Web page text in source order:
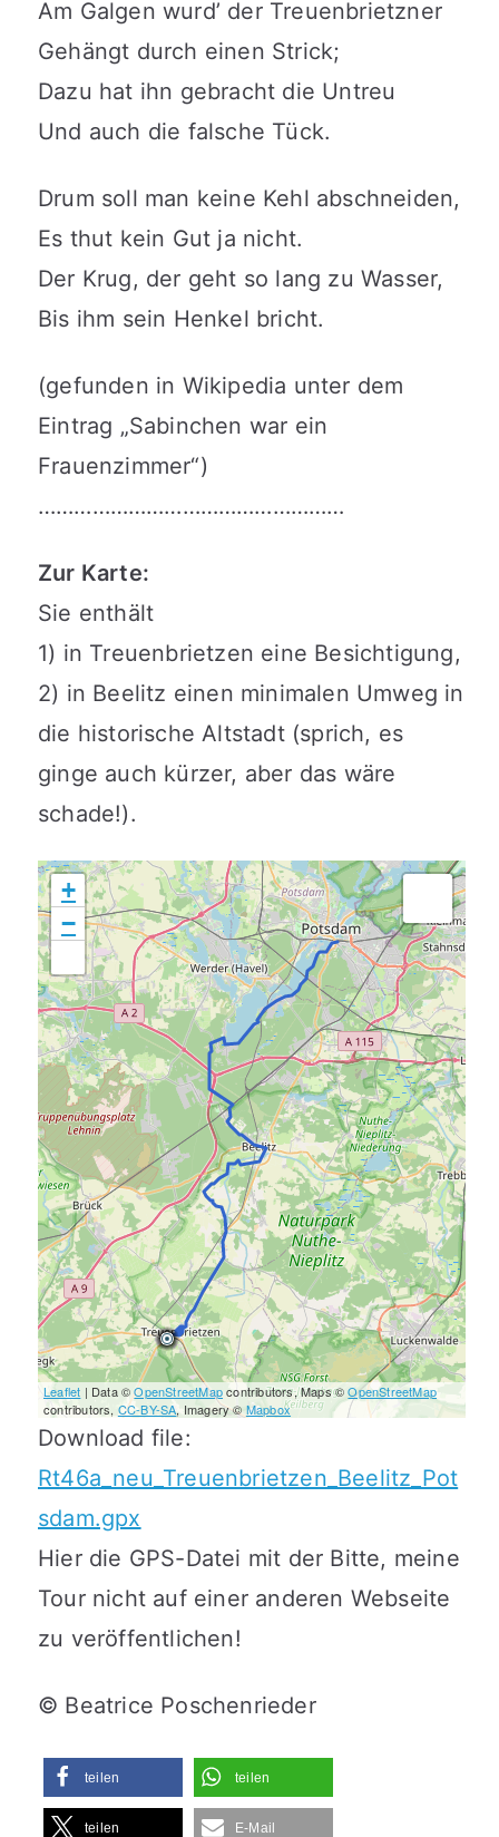
Am Galgen wurd’ der Treuenbrietzner
Gehängt durch einen Strick;
Dazu hat ihn gebracht die Untreu
Und auch die falsche Tück.
Drum soll man keine Kehl abschneiden,
Es thut kein Gut ja nicht.
Der Krug, der geht so lang zu Wasser,
Bis ihm sein Henkel bricht.
(gefunden in Wikipedia unter dem
Eintrag „Sabinchen war ein
Frauenzimmer“)
……………………………………………
Zur Karte:
Sie enthält
1) in Treuenbrietzen eine Besichtigung,
2) in Beelitz einen minimalen Umweg in
die historische Altstadt (sprich, es
ginge auch kürzer, aber das wäre
schade!).
+
−
Leaflet | Data ©OpenStreetMapcontributors, Maps ©OpenStreetMap
contributors, CC-BY-SA, Imagery © Mapbox
Download file:
Rt46a_neu_Treuenbrietzen_Beelitz_Pot
sdam.gpx
Hier die GPS-Datei mit der Bitte, meine
Tour nicht auf einer anderen Webseite
zu veröffentlichen!
© Beatrice Poschenrieder
teilen teilen
teilen E-Mail